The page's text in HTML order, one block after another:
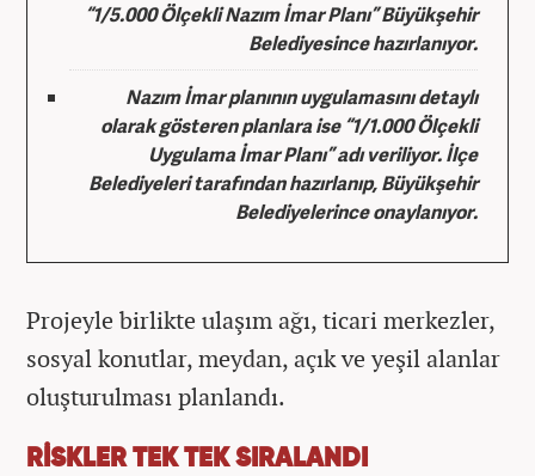
“1/5.000 Ölçekli Nazım İmar Planı” Büyükşehir
Belediyesince hazırlanıyor.
Nazım İmar planının uygulamasını detaylı
olarak gösteren planlara ise “1/1.000 Ölçekli
Uygulama İmar Planı” adı veriliyor. İlçe
Belediyeleri tarafından hazırlanıp, Büyükşehir
Belediyelerince onaylanıyor.
Projeyle birlikte ulaşım ağı, ticari merkezler,
sosyal konutlar, meydan, açık ve yeşil alanlar
oluşturulması planlandı.
RİSKLER TEK TEK SIRALANDI